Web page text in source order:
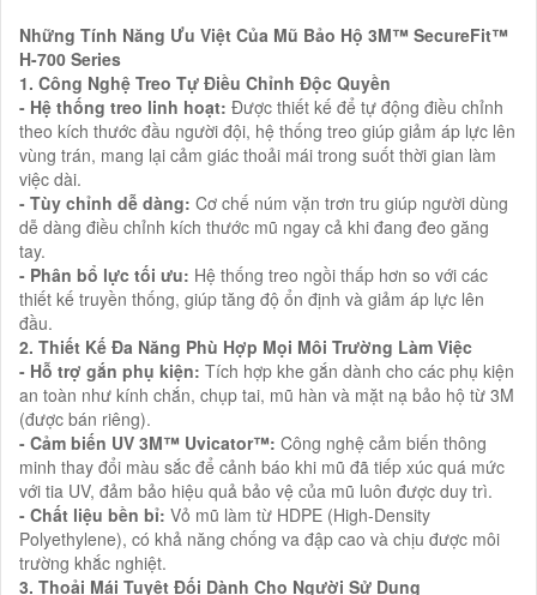
Những Tính Năng Ưu Việt Của Mũ Bảo Hộ 3M™ SecureFit™
H-700 Series
1. Công Nghệ Treo Tự Điều Chỉnh Độc Quyền
- Hệ thống treo linh hoạt: Được thiết kế để tự động điều chỉnh
theo kích thước đầu người đội, hệ thống treo giúp giảm áp lực lên
vùng trán, mang lại cảm giác thoải mái trong suốt thời gian làm
việc dài.
- Tùy chỉnh dễ dàng: Cơ chế núm vặn trơn tru giúp người dùng
dễ dàng điều chỉnh kích thước mũ ngay cả khi đang đeo găng
tay.
- Phân bổ lực tối ưu: Hệ thống treo ngồi thấp hơn so với các
thiết kế truyền thống, giúp tăng độ ổn định và giảm áp lực lên
đầu.
2. Thiết Kế Đa Năng Phù Hợp Mọi Môi Trường Làm Việc
- Hỗ trợ gắn phụ kiện: Tích hợp khe gắn dành cho các phụ kiện
an toàn như kính chắn, chụp tai, mũ hàn và mặt nạ bảo hộ từ 3M
(được bán riêng).
- Cảm biến UV 3M™ Uvicator™: Công nghệ cảm biến thông
minh thay đổi màu sắc để cảnh báo khi mũ đã tiếp xúc quá mức
với tia UV, đảm bảo hiệu quả bảo vệ của mũ luôn được duy trì.
- Chất liệu bền bỉ: Vỏ mũ làm từ HDPE (High-Density
Polyethylene), có khả năng chống va đập cao và chịu được môi
trường khắc nghiệt.
3. Thoải Mái Tuyệt Đối Dành Cho Người Sử Dụng